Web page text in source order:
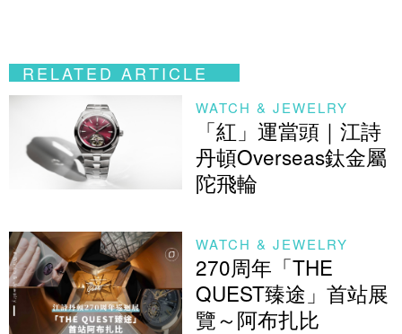
RELATED ARTICLE
WATCH & JEWELRY
「紅」運當頭｜江詩
丹頓Overseas鈦金屬
陀飛輪
WATCH & JEWELRY
270周年「THE
QUEST臻途」首站展
覽～阿布扎比